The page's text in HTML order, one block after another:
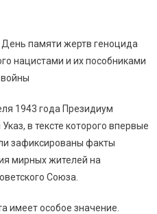
День памяти жертв геноцида
нацистами и их пособниками
1943 года Президиум
в тексте которого впервые
зафиксированы факты
мирных жителей на
Союза.
имеет особое значение.